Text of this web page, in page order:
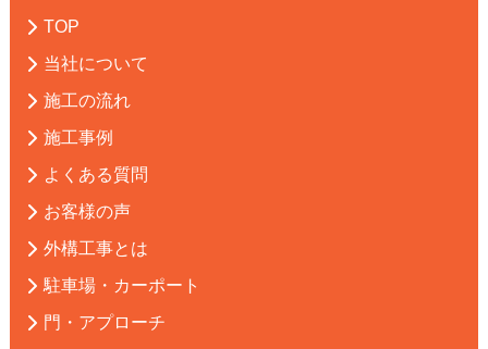
TOP
当社について
施工の流れ
施工事例
よくある質問
お客様の声
外構工事とは
駐車場・カーポート
門・アプローチ